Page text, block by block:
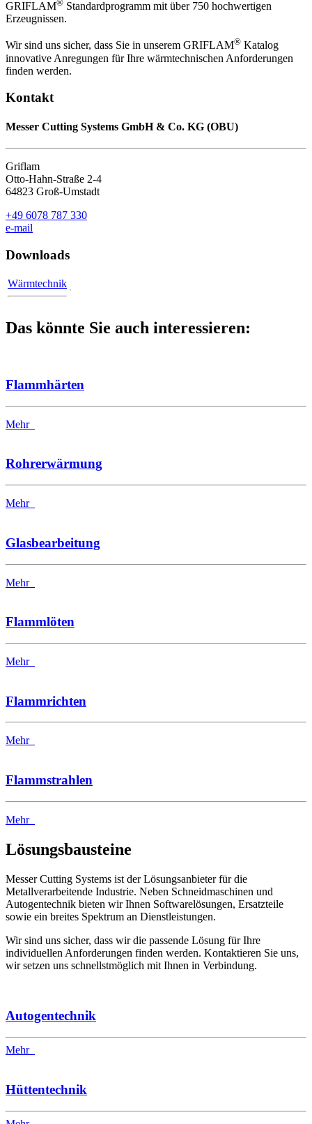
GRIFLAM® Standardprogramm mit über 750 hochwertigen
Erzeugnissen.
Wir sind uns sicher, dass Sie in unserem GRIFLAM® Katalog
innovative Anregungen für Ihre wärmtechnischen Anforderungen
finden werden.
Kontakt
Messer Cutting Systems GmbH & Co. KG (OBU)
Griflam
Otto-Hahn-Straße 2-4
64823 Groß-Umstadt
+49 6078 787 330
e-mail
Downloads
Wärmtechnik
Das könnte Sie auch interessieren:
Flammhärten
Mehr
Rohrerwärmung
Mehr
Glasbearbeitung
Mehr
Flammlöten
Mehr
Flammrichten
Mehr
Flammstrahlen
Mehr
Lösungsbausteine
Messer Cutting Systems ist der Lösungsanbieter für die
Metallverarbeitende Industrie. Neben Schneidmaschinen und
Autogentechnik bieten wir Ihnen Softwarelösungen, Ersatzteile
sowie ein breites Spektrum an Dienstleistungen.
Wir sind uns sicher, dass wir die passende Lösung für Ihre
individuellen Anforderungen finden werden. Kontaktieren Sie uns,
wir setzen uns schnellstmöglich mit Ihnen in Verbindung.
Autogentechnik
Mehr
Hüttentechnik